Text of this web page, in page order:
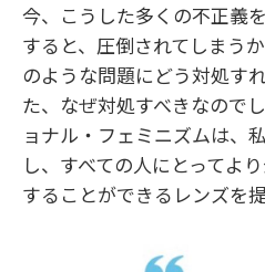
今、こうした多くの不正義
すると、圧倒されてしまう
のような問題にどう対処す
た、なぜ対処すべきなので
ョナル・フェミニズムは、
し、すべての人にとってよ
することができるレンズを提